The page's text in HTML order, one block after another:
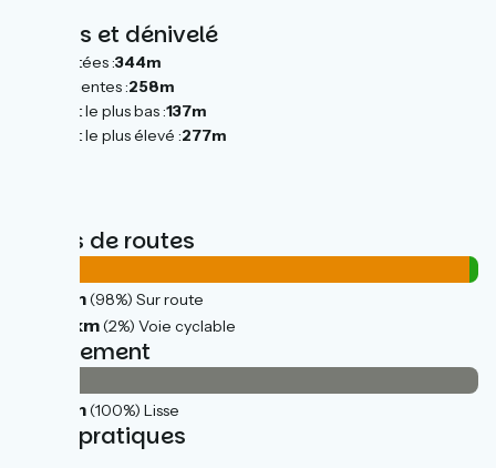
Pentes et dénivelé
Montées :344m
Descentes :258m
Point le plus bas :137m
Point le plus élevé :277m
Types de routes
20km(98%) Sur route
0.44km(2%) Voie cyclable
Revêtement
20km(100%) Lisse
Infos pratiques